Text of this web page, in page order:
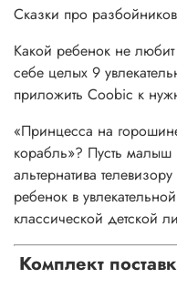
Сказки про разбойников
Какой ребенок не
себе целых 9
приложить Coobic к
«Принцесса на
корабль»? Пусть малыш
альтернатива
ребенок в
классической детской
Комплект